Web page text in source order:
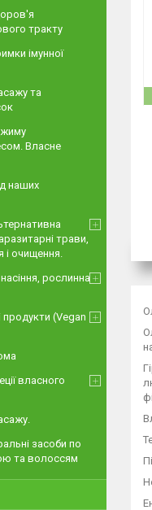
тракту
імунної
та
Власне
наших
трави,
і очищення.
рослинна
продукти (Vegan
власного
засоби по
та волоссям